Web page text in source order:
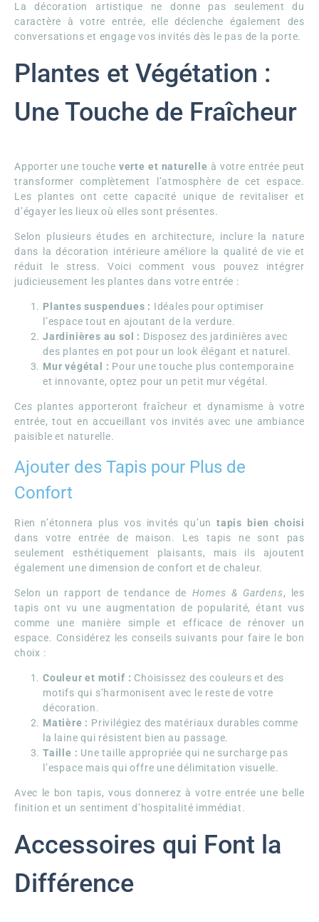
La décoration artistique ne donne pas seulement du
caractère à votre entrée, elle déclenche également des
conversations et engage vos invités dès le pas de la porte.
Plantes et Végétation :
Une Touche de Fraîcheur
Apporter une touche verte et naturelle à votre entrée peut
transformer complètement l’atmosphère de cet espace.
Les plantes ont cette capacité unique de revitaliser et
d’égayer les lieux où elles sont présentes.
Selon plusieurs études en architecture, inclure la nature
dans la décoration intérieure améliore la qualité de vie et
réduit le stress. Voici comment vous pouvez intégrer
judicieusement les plantes dans votre entrée :
Plantes suspendues : Idéales pour optimiser
l’espace tout en ajoutant de la verdure.
Jardinières au sol : Disposez des jardinières avec
des plantes en pot pour un look élégant et naturel.
Mur végétal : Pour une touche plus contemporaine
et innovante, optez pour un petit mur végétal.
Ces plantes apporteront fraîcheur et dynamisme à votre
entrée, tout en accueillant vos invités avec une ambiance
paisible et naturelle.
Ajouter des Tapis pour Plus de
Confort
Rien n’étonnera plus vos invités qu’untapis bien choisi
dans votre entrée de maison. Les tapis ne sont pas
seulement esthétiquement plaisants, mais ils ajoutent
également une dimension de confort et de chaleur.
Selon un rapport de tendance de Homes & Gardens, les
tapis ont vu une augmentation de popularité, étant vus
comme une manière simple et efficace de rénover un
espace. Considérez les conseils suivants pour faire le bon
choix :
Couleur et motif : Choisissez des couleurs et des
motifs qui s’harmonisent avec le reste de votre
décoration.
Matière : Privilégiez des matériaux durables comme
la laine qui résistent bien au passage.
Taille : Une taille appropriée qui ne surcharge pas
l’espace mais qui offre une délimitation visuelle.
Avec le bon tapis, vous donnerez à votre entrée une belle
finition et un sentiment d’hospitalité immédiat.
Accessoires qui Font la
Différence